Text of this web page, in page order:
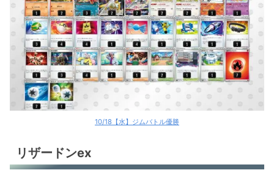
10/18【水】ジムバトル優勝
リザードンex